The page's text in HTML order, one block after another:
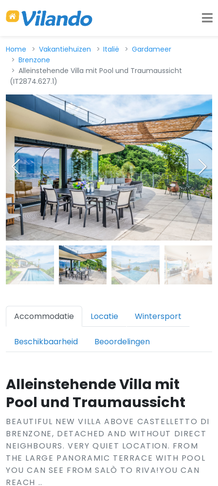
Home Vakantiehuizen Italië
Gardameer
Brenzone
Alleinstehende Villa mit Pool und Traumaussicht
(IT2874.627.1)
Accommodatie Locatie Wintersport
Beschikbaarheid Beoordelingen
Alleinstehende Villa mit
Pool und Traumaussicht
BEAUTIFUL NEW VILLA ABOVE CASTELLETTO DI
BRENZONE, DETACHED AND WITHOUT DIRECT
NEIGHBOURS. VERY QUIET LOCATION. FROM
THE LARGE PANORAMIC TERRACE WITH POOL
YOU CAN SEE FROM SALÒ TO RIVA!YOU CAN
REACH ..